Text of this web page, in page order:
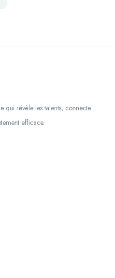
qui révèle les talents, connecte
efficace.